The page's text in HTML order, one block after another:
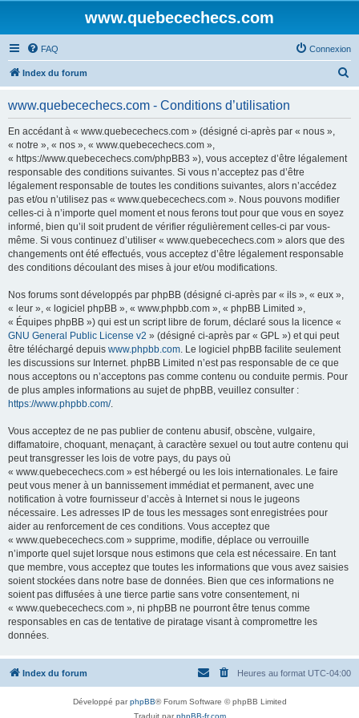
www.quebecechecs.com
FAQ Connexion
Index du forum
www.quebecechecs.com - Conditions d’utilisation
En accédant à « www.quebecechecs.com » (désigné ci-après par « nous »,
« notre », « nos », « www.quebecechecs.com »,
« https://www.quebecechecs.com/phpBB3 »), vous acceptez d’être légalement
responsable des conditions suivantes. Si vous n’acceptez pas d’être
légalement responsable de toutes les conditions suivantes, alors n’accédez
pas et/ou n’utilisez pas « www.quebecechecs.com ». Nous pouvons modifier
celles-ci à n’importe quel moment et nous ferons tout pour que vous en soyez
informé, bien qu’il soit prudent de vérifier régulièrement celles-ci par vous-
même. Si vous continuez d’utiliser « www.quebecechecs.com » alors que des
changements ont été effectués, vous acceptez d’être légalement responsable
des conditions découlant des mises à jour et/ou modifications.
Nos forums sont développés par phpBB (désigné ci-après par « ils », « eux »,
« leur », « logiciel phpBB », « www.phpbb.com », « phpBB Limited »,
« Équipes phpBB ») qui est un script libre de forum, déclaré sous la licence «
GNU General Public License v2 » (désigné ci-après par « GPL ») et qui peut
être téléchargé depuis www.phpbb.com. Le logiciel phpBB facilite seulement
les discussions sur Internet. phpBB Limited n’est pas responsable de ce que
nous acceptons ou n’acceptons pas comme contenu ou conduite permis. Pour
de plus amples informations au sujet de phpBB, veuillez consulter :
https://www.phpbb.com/.
Vous acceptez de ne pas publier de contenu abusif, obscène, vulgaire,
diffamatoire, choquant, menaçant, à caractère sexuel ou tout autre contenu qui
peut transgresser les lois de votre pays, du pays où
« www.quebecechecs.com » est hébergé ou les lois internationales. Le faire
peut vous mener à un bannissement immédiat et permanent, avec une
notification à votre fournisseur d’accès à Internet si nous le jugeons
nécessaire. Les adresses IP de tous les messages sont enregistrées pour
aider au renforcement de ces conditions. Vous acceptez que
« www.quebecechecs.com » supprime, modifie, déplace ou verrouille
n’importe quel sujet lorsque nous estimons que cela est nécessaire. En tant
que membre, vous acceptez que toutes les informations que vous avez saisies
soient stockées dans notre base de données. Bien que ces informations ne
soient pas diffusées à une tierce partie sans votre consentement, ni
« www.quebecechecs.com », ni phpBB ne pourront être tenus comme
responsables en cas de tentative de piratage visant à compromettre les
données.
Index du forum Heures au format UTC-04:00
Développé parphpBB® Forum Software © phpBB Limited
Traduit parphpBB-fr.com